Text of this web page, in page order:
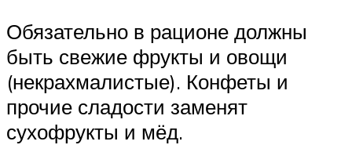
Обязательно в рационе должны
быть свежие фрукты и овощи
(некрахмалистые). Конфеты и
прочие сладости заменят
сухофрукты и мёд.